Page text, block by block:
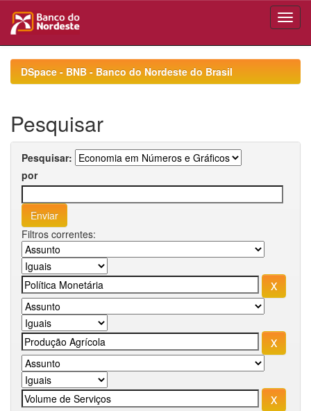
navigationDSpace - BNB - Banco do Nordeste do Brasil
Pesquisar
Pesquisar:
por
Filtros correntes: